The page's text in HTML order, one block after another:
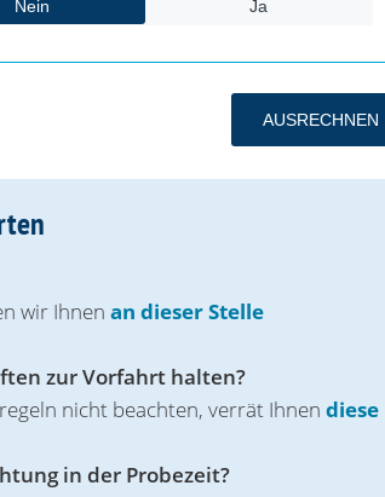
wir Ihnen an dieser Stelle
zur Vorfahrt hal‌ten?
nicht beachten, verrät Ihnen diese
in der Prob‌ezeit?